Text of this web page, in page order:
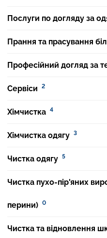
Послуги по догляду за
Прання та прасування
Професійний догляд за
Сервіси 2
Хімчистка 4
Хімчистка одягу 3
Чистка одягу 5
Чистка пухо-пір'яних
перини) 0
Чистка та відновлення